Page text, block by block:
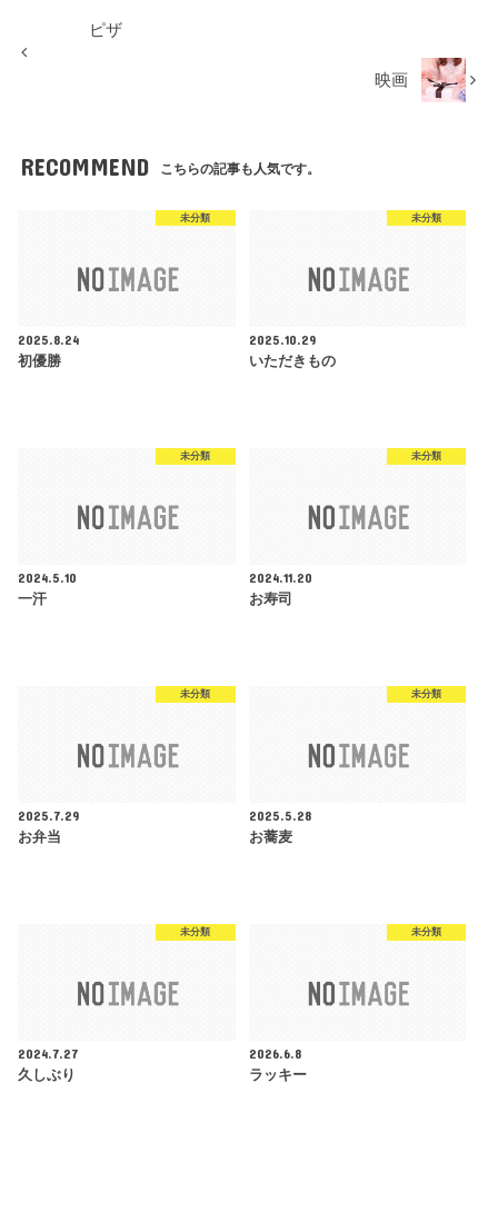
ピザ
映画
RECOMMEND こちらの記事も人気です。
未分類
2025.8.24
初優勝
未分類
2025.10.29
いただきもの
未分類
2024.5.10
一汗
未分類
2024.11.20
お寿司
未分類
2025.7.29
お弁当
未分類
2025.5.28
お蕎麦
未分類
2024.7.27
久しぶり
未分類
2026.6.8
ラッキー